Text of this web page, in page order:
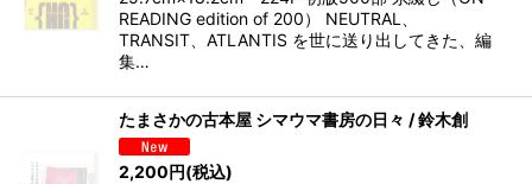
READING edition of 200） NEUTRAL、
TRANSIT、ATLANTIS を世に送り出してきた、編
集…
たまさかの古本屋 シマウマ書房の日々 / 鈴木創
2,200円(税込)